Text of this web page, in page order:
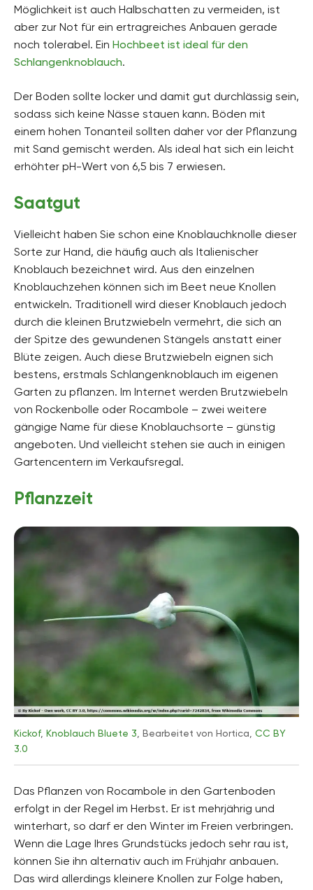
Möglichkeit ist auch Halbschatten zu vermeiden, ist
aber zur Not für ein ertragreiches Anbauen gerade
noch tolerabel. Ein Hochbeet ist ideal für den
Schlangenknoblauch.
Der Boden sollte locker und damit gut durchlässig sein,
sodass sich keine Nässe stauen kann. Böden mit
einem hohen Tonanteil sollten daher vor der Pflanzung
mit Sand gemischt werden. Als ideal hat sich ein leicht
erhöhter pH-Wert von 6,5 bis 7 erwiesen.
Saatgut
Vielleicht haben Sie schon eine Knoblauchknolle dieser
Sorte zur Hand, die häufig auch als Italienischer
Knoblauch bezeichnet wird. Aus den einzelnen
Knoblauchzehen können sich im Beet neue Knollen
entwickeln. Traditionell wird dieser Knoblauch jedoch
durch die kleinen Brutzwiebeln vermehrt, die sich an
der Spitze des gewundenen Stängels anstatt einer
Blüte zeigen. Auch diese Brutzwiebeln eignen sich
bestens, erstmals Schlangenknoblauch im eigenen
Garten zu pflanzen. Im Internet werden Brutzwiebeln
von Rockenbolle oder Rocambole – zwei weitere
gängige Name für diese Knoblauchsorte – günstig
angeboten. Und vielleicht stehen sie auch in einigen
Gartencentern im Verkaufsregal.
Pflanzzeit
Kickof, Knoblauch Bluete 3, Bearbeitet von Hortica, CC BY
3.0
Das Pflanzen von Rocambole in den Gartenboden
erfolgt in der Regel im Herbst. Er ist mehrjährig und
winterhart, so darf er den Winter im Freien verbringen.
Wenn die Lage Ihres Grundstücks jedoch sehr rau ist,
können Sie ihn alternativ auch im Frühjahr anbauen.
Das wird allerdings kleinere Knollen zur Folge haben,